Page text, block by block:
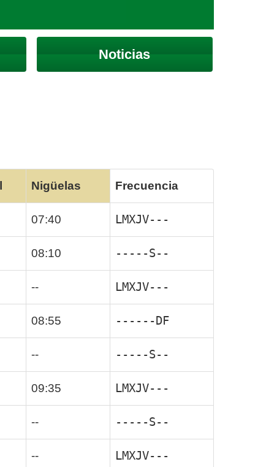
Noticias
Nigüelas Frecuencia
07:40 LMXJV---
08:10 -----S--
-- LMXJV---
08:55 ------DF
-- -----S--
09:35 LMXJV---
-- -----S--
-- LMXJV---